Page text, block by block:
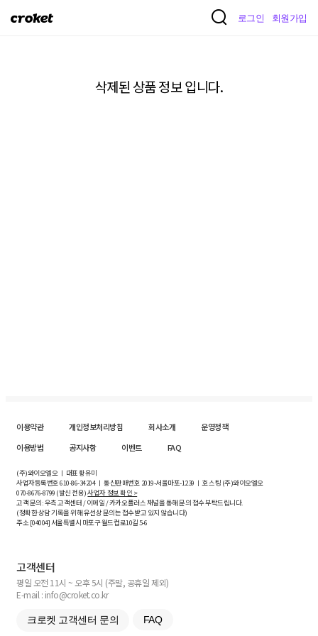
크
로그인 회원가입
삭제된 상품 정보 입니다.
이용약관 개인정보처리방침 회사소개
운영정책
이용방법
공지사항 이벤트 FAQ
(주)와이오엘오 ㅣ 대표 황유미
사업자등록번호610-86-34204ㅣ 통신판매번호 2019-서울마포-1239 ㅣ 호스팅 (주)와이오엘오
070-8676-8799 (발신 전용)사업자 정보 확인 >
고객 문의: 우측 고객센터 / 이메일 / 카카오플러스 채널을 통해 문의 접수 부탁드립니다.
(정확한 상담 기록을 위해 유선상 문의는 접수받고 있지 않습니다)
주소 [04004] 서울특별시 마포구 월드컵로10길5-6
고객센터
평일 오전 11시 ~ 오후 5시 (주말, 공휴일 제외)
E-mail : info@croket.co.kr
크로켓 고객센터 문의 FAQ